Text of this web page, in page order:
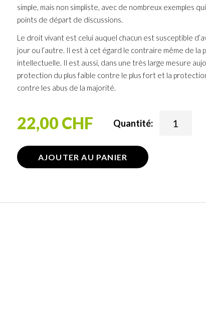
simple, mais non simpliste, avec de nombreux exemples
points de départ de discussions.
Le droit vivant est celui auquel chacun est susceptible
jour ou l’autre. Il est à cet égard le contraire même de la
intellectuelle. Il est aussi, dans une très large mesure
protection du plus faible contre le plus fort et la
contre les abus de la majorité.
22,00 CHF Quantité:
AJOUTER AU PANIER